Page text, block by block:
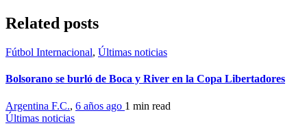
Related posts
Fútbol Internacional, Últimas noticias
Bolsorano se burló de Boca y River en la Copa Libertadores
Argentina F.C., 6 años ago 1 min read
Últimas noticias